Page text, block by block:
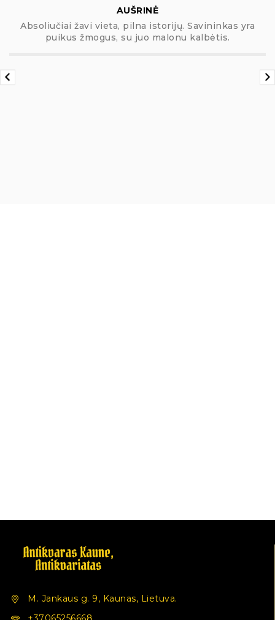
Absoliučiai žavi vieta, pilna istorijų. Savininkas yra
puikus žmogus, su juo malonu kalbėtis.
AUŠRINĖ
M. Jankaus g. 9, Kaunas, Lietuva.